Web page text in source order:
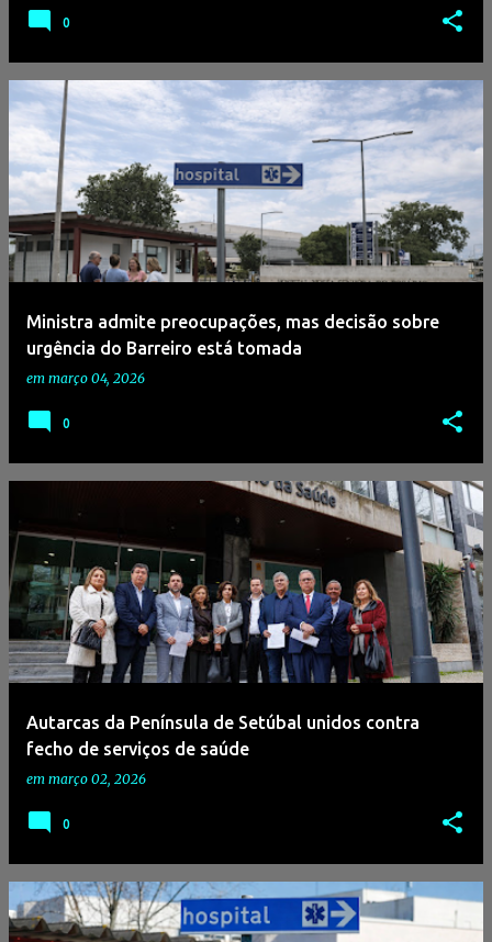
0
Ministra admite preocupações, mas decisão sobre
urgência do Barreiro está tomada
em março 04, 2026
0
Autarcas da Península de Setúbal unidos contra
fecho de serviços de saúde
em março 02, 2026
0